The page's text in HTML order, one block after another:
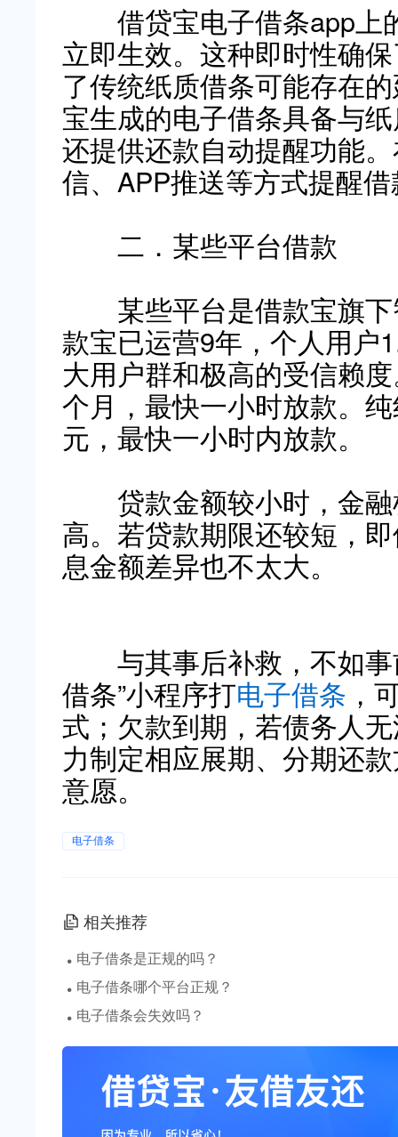
借贷宝电子借条app上
立即生效。这种即时性确
了传统纸质借条可能存在
宝生成的电子借条具备与
还提供还款自动提醒功能
信、APP推送等方式提醒
二．某些平台借款
某些平台是借款宝旗下
款宝已运营9年，个人用户
大用户群和极高的受信赖
个月，最快一小时放款。
元，最快一小时内放款。
贷款金额较小时，金融
高。若贷款期限还较短，
息金额差异也不太大。
与其事后补救，不如事
借条”小程序打电子借条 ，
式；欠款到期，若债务人
力制定相应展期、分期还
意愿。
电子借条
相关推荐
· 电子借条是正规的吗？
· 电子借条哪个平台正规？
· 电子借条会失效吗？